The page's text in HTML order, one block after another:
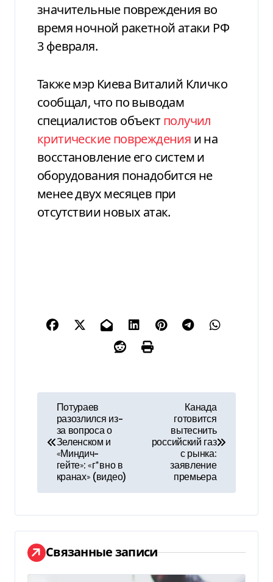
значительные повреждения во
время ночной ракетной атаки РФ
3 февраля.
Также мэр Киева Виталий Кличко
сообщал, что по выводам
специалистов объектполучил
критические повреждения и на
восстановление его систем и
оборудования понадобится не
менее двух месяцев при
отсутствии новых атак.
а
ц
Потураев
разозлился из-
за вопроса о
Зеленском и
«Миндич-
гейте»: «г*вно в
кранах» (видео)
Канада
готовится
вытеснить
российский газ
с рынка:
заявление
премьера
Связанные записи